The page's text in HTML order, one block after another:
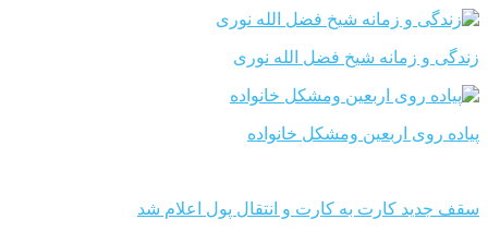
زندگی و زمانه شیخ فضل الله نوری
پیاده روی اربعین ومشکل خانواده
سقف جدید کارت به کارت و انتقال پول اعلام شد